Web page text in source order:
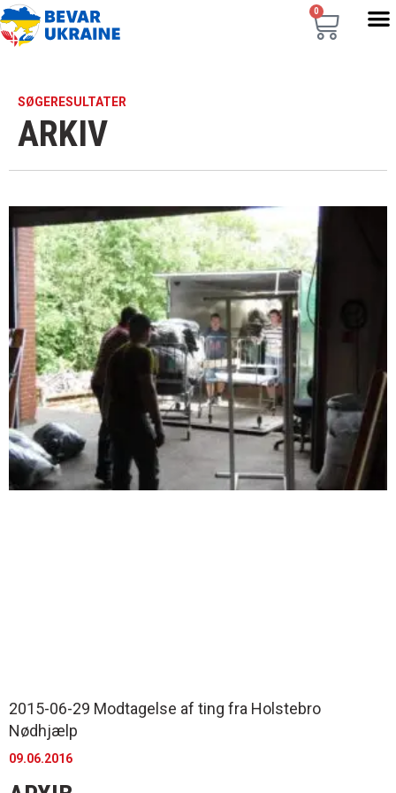
0
SØGERESULTATER
ARKIV
2015-06-29 Modtagelse af ting fra Holstebro
Nødhjælp
09.06.2016